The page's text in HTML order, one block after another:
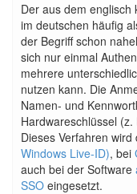
Der aus dem englisch
im deutschen häufig
der Begriff schon
sich nur einmal
mehrere
nutzen kann. Die
Namen- und
Hardwareschlüssel
Dieses Verfahren
Windows Live-ID), bei
auch bei der Software
SSO eingesetzt.